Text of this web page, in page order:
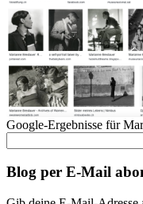
Google-Ergebnisse für
nach:
Blog per E-Mail